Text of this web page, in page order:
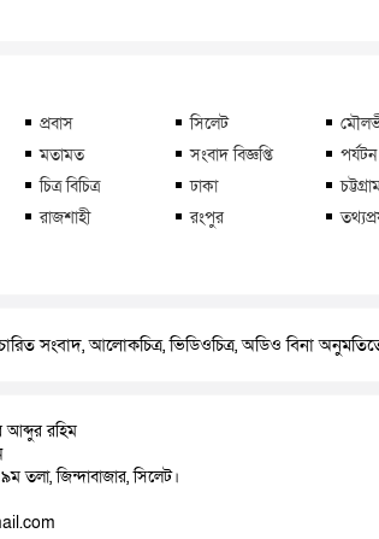
প্রবাস সিলেট
মতামত সংবাদ বিজ্ঞপ্তি
পর্যটন
চিত্র বিচিত্র ঢাকা
রাজশাহী রংপুর
সংবাদ, আলোকচিত্র, ভিডিওচিত্র, অডিও বিনা
রহিম
তলা, জিন্দাবাজার, সিলেট।